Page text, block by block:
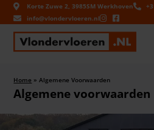
Korte Zuwe 2, 3985SM Werkhoven
info@vlondervloeren.nl
Home »Algemene Voorwaarden
Algemene voorwaarden